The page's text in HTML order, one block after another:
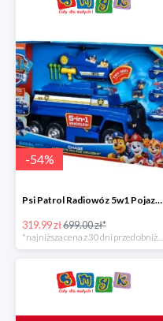
-54%
Psi Patrol Radiowóz 5w1 Pojazd ratunkowy z figurką Chase'a
319.99 zł699.00 zł*